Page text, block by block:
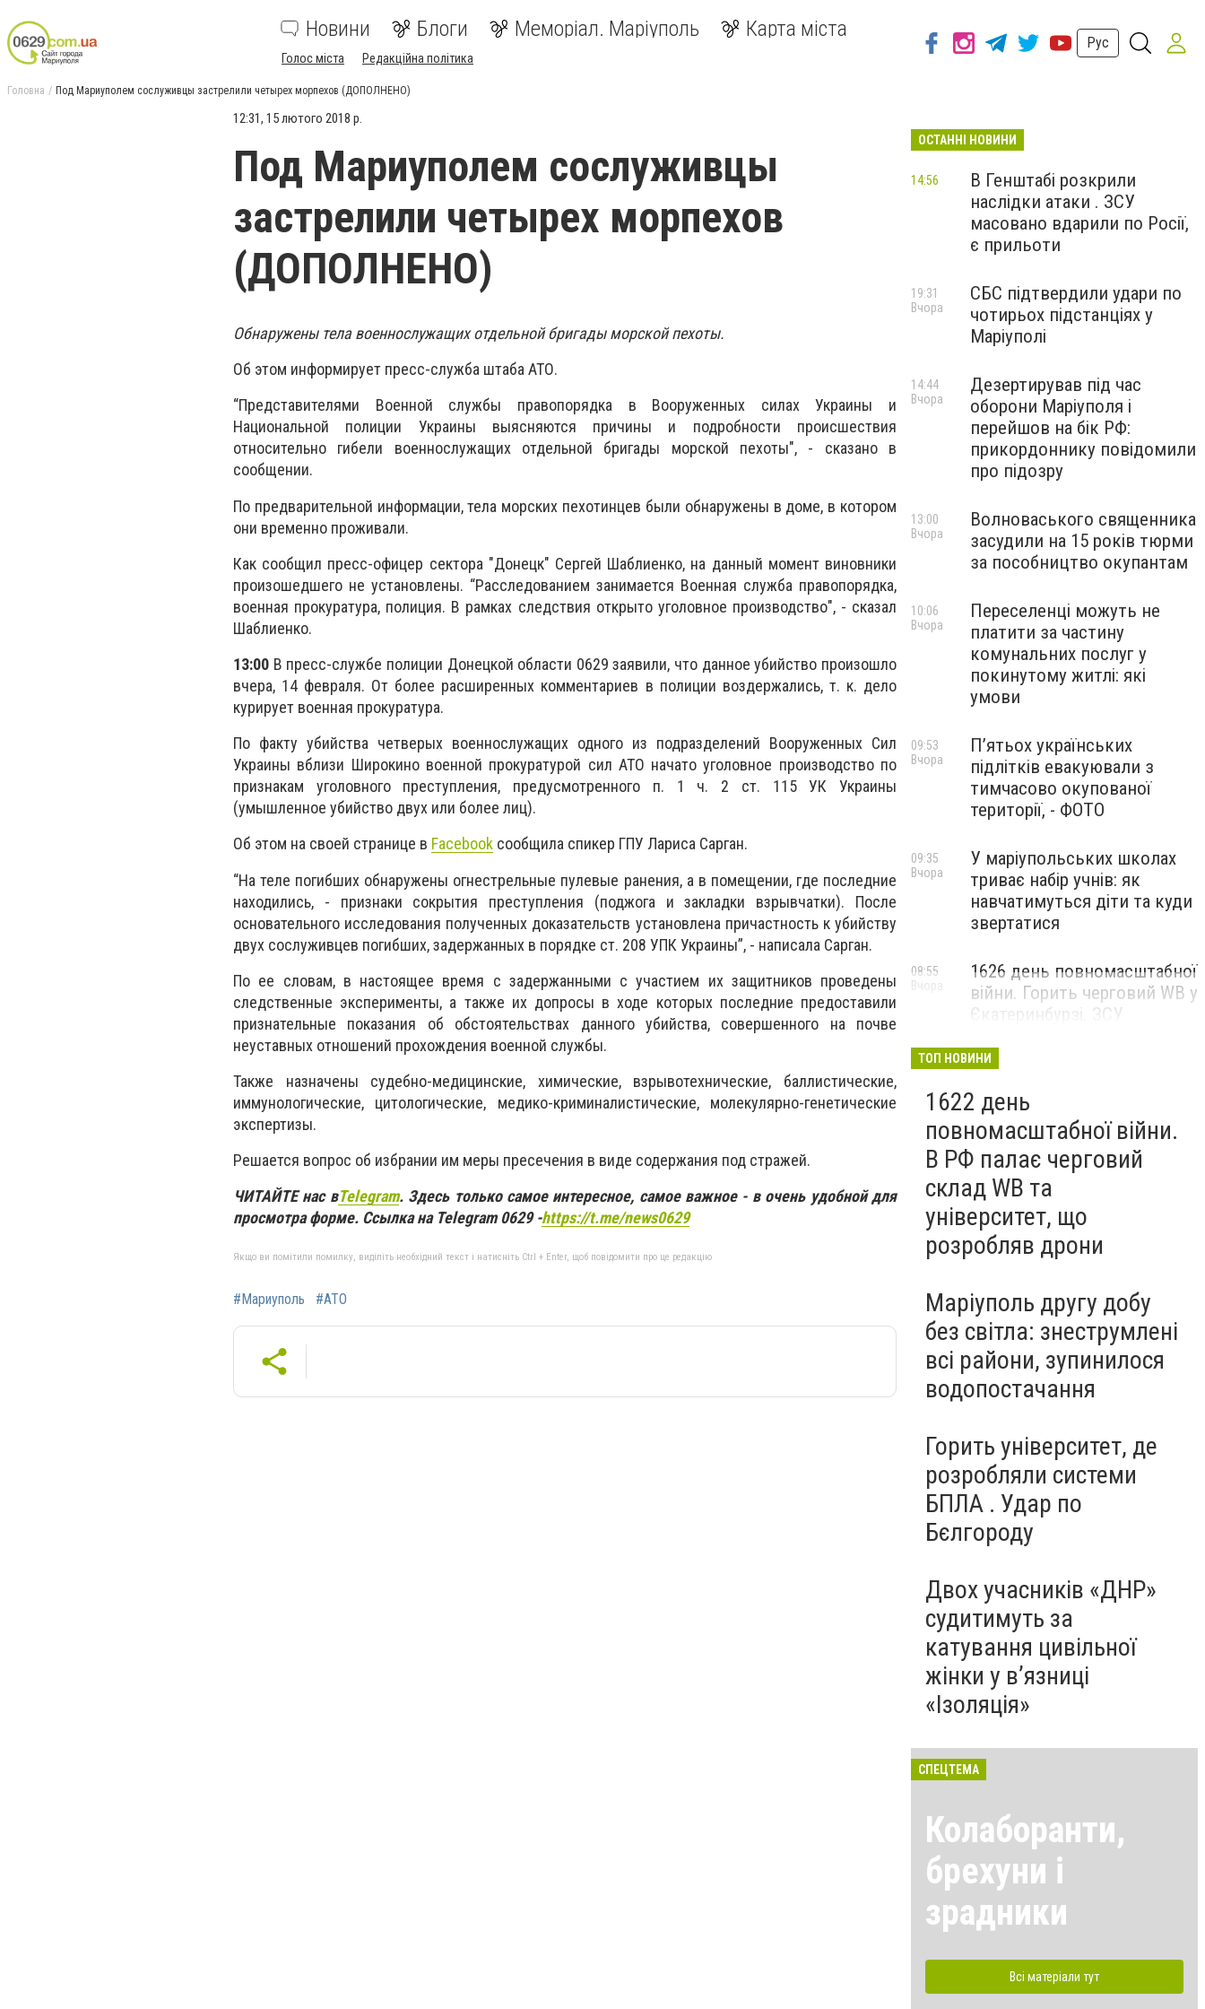
Новини Блоги Меморіал. Маріуполь Карта міста
Голос міста Редакційна політика
Рус
Головна Под Мариуполем сослуживцы застрелили четырех морпехов (ДОПОЛНЕНО)
12:31, 15 лютого 2018 р.
Под Мариуполем сослуживцы
застрелили четырех морпехов
(ДОПОЛНЕНО)
Обнаружены тела военнослужащих отдельной бригады морской пехоты.
Об этом информирует пресс-служба штаба АТО.
“Представителями Военной службы правопорядка в Вооруженных силах Украины и
Национальной полиции Украины выясняются причины и подробности происшествия
относительно гибели военнослужащих отдельной бригады морской пехоты", - сказано в
сообщении.
По предварительной информации, тела морских пехотинцев были обнаружены в доме, в котором
они временно проживали.
Как сообщил пресс-офицер сектора "Донецк" Сергей Шаблиенко, на данный момент виновники
произошедшего не установлены. “Расследованием занимается Военная служба правопорядка,
военная прокуратура, полиция. В рамках следствия открыто уголовное производство", - сказал
Шаблиенко.
13:00 В пресс-службе полиции Донецкой области 0629 заявили, что данное убийство произошло
вчера, 14 февраля. От более расширенных комментариев в полиции воздержались, т. к. дело
курирует военная прокуратура.
По факту убийства четверых военнослужащих одного из подразделений Вооруженных Сил
Украины вблизи Широкино военной прокуратурой сил АТО начато уголовное производство по
признакам уголовного преступления, предусмотренного п. 1 ч. 2 ст. 115 УК Украины
(умышленное убийство двух или более лиц).
Об этом на своей странице в Fаcebook сообщила спикер ГПУ Лариса Сарган.
“На теле погибших обнаружены огнестрельные пулевые ранения, а в помещении, где последние
находились, - признаки сокрытия преступления (поджога и закладки взрывчатки). После
основательного исследования полученных доказательств установлена ​​причастность к убийству
двух сослуживцев погибших, задержанных в порядке ст. 208 УПК Украины”, - написала Сарган.
По ее словам, в настоящее время с задержанными с участием их защитников проведены
следственные эксперименты, а также их допросы в ходе которых последние предоставили
признательные показания об обстоятельствах данного убийства, совершенного на почве
неуставных отношений прохождения военной службы.
Также назначены судебно-медицинские, химические, взрывотехнические, баллистические,
иммунологические, цитологические, медико-криминалистические, молекулярно-генетические
экспертизы.
Решается вопрос об избрании им меры пресечения в виде содержания под стражей.
ЧИТАЙТЕ нас вTelegram. Здесь только самое интересное, самое важное - в очень удобной для
просмотра форме. Ссылка на Telegram 0629 -https://t.me/news0629
Якщо ви помітили помилку, виділіть необхідний текст і натисніть Ctrl + Enter, щоб повідомити про це редакцію
#Мариуполь #АТО
ОСТАННІ НОВИНИ
В Генштабі розкрили
наслідки атаки . ЗСУ
масовано вдарили по Росії,
є прильоти
14:56
СБС підтвердили удари по
чотирьох підстанціях у
Маріуполі
19:31
Вчора
Дезертирував під час
оборони Маріуполя і
перейшов на бік РФ:
прикордоннику повідомили
про підозру
14:44
Вчора
Волноваського священника
засудили на 15 років тюрми
за пособництво окупантам
13:00
Вчора
Переселенці можуть не
платити за частину
комунальних послуг у
покинутому житлі: які
умови
10:06
Вчора
П’ятьох українських
підлітків евакуювали з
тимчасово окупованої
території, - ФОТО
09:53
Вчора
У маріупольських школах
триває набір учнів: як
навчатимуться діти та куди
звертатися
09:35
Вчора
1626 день повномасштабної
війни. Горить черговий WB у
Єкатеринбурзі. ЗСУ
Маріуполі
08:55
Вчора
ТОП НОВИНИ
1622 день
повномасштабної війни.
В РФ палає черговий
склад WB та
університет, що
розробляв дрони
Маріуполь другу добу
без світла: знеструмлені
всі райони, зупинилося
водопостачання
Горить університет, де
розробляли системи
БПЛА . Удар по
Бєлгороду
Двох учасників «ДНР»
судитимуть за
катування цивільної
жінки у в’язниці
«Ізоляція»
СПЕЦТЕМА
Колаборанти,
брехуни і
зрадники
Всі матеріали тут